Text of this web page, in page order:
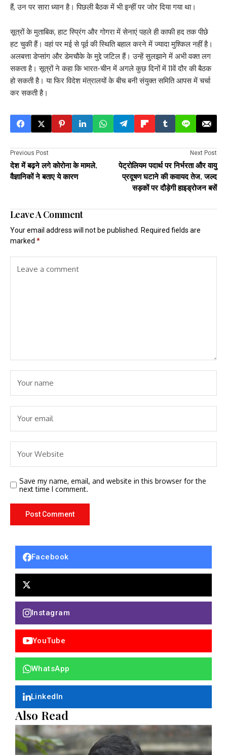
हैं, उन पर सारा ध्यान है। पिछली बैठक में भी इन्हीं पर जोर दिया गया था।
सूत्रों के मुताबिक, हाट स्प्रिंग और गोगरा में सेनाएं पहले ही काफी हद तक पीछे
हट चुकी हैं। वहां पर मई से पूर्व की स्थिति बहाल करने में ज्यादा मुश्किल नहीं है।
अलबत्ता डेप्सांग और डेमचौके के मुद्दे जटिल हैं। उन्हें सुलझाने में अभी वक्त लग
सकता है। सूत्रों ने कहा कि भारत-चीन में अगले कुछ दिनों में 11वें दौर की बैठक
हो सकती है। या फिर विदेश मंत्रालयों के बीच बनी संयुक्त समिति आपस में चर्चा
कर सकती है।
Previous Post
देश में बढ़ने लगे कोरोना के मामले,
वैज्ञानिकों ने बताए ये कारण
Next Post
पेट्रोलियम पदार्थ पर निर्भरता और वायु
प्रदूषण घटाने की कवायद तेज, जल्द
सड़कों पर दौड़ेगी हाइड्रोजन बसें
Leave A Comment
Your email address will not be published.
Required fields are
marked *
Save my name, email, and website in this browser for the
next time I comment.
Facebook
Instagram
YouTube
WhatsApp
LinkedIn
Also Read